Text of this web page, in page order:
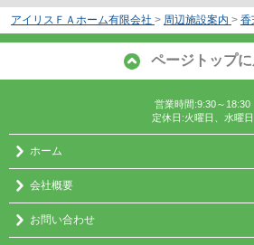
アイリスＦＡホーム有限会社 > 周辺施設案内 > 香
ページトップ
営業時間:9:30～18:30
定休日:火曜日、水曜日
ホーム
会社概要
お問い合わせ